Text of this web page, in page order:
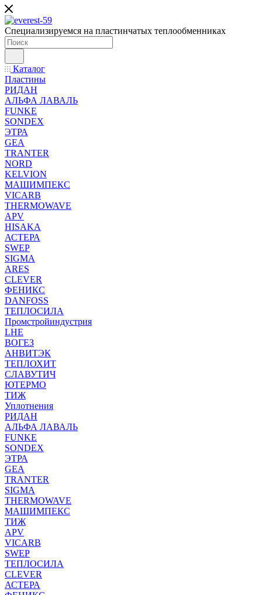
Специализируемся на пластинчатых теплообменниках
Каталог
Пластины
РИДАН
АЛЬФА ЛАВАЛЬ
FUNKE
SONDEX
ЭТРА
GEA
TRANTER
NORD
KELVION
МАШИМПЕКС
VICARB
THERMOWAVE
APV
HISAKA
АСТЕРА
SWEP
SIGMA
ARES
CLEVER
ФЕНИКС
DANFOSS
ТЕПЛОСИЛА
Промстройиндустрия
LHE
ВОГЕЗ
АНВИТЭК
ТЕПЛОХИТ
СЛАВУТИЧ
ЮТЕРМО
ТИЖ
Уплотнения
РИДАН
АЛЬФА ЛАВАЛЬ
FUNKE
SONDEX
ЭТРА
GEA
TRANTER
SIGMA
THERMOWAVE
МАШИМПЕКС
ТИЖ
APV
VICARB
SWEP
ТЕПЛОСИЛА
CLEVER
АСТЕРА